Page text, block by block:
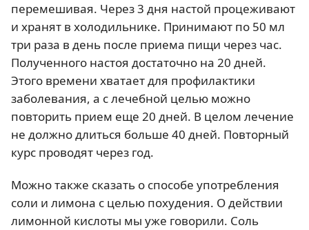
перемешивая. Через 3 дня настой процеживают
и хранят в холодильнике. Принимают по 50 мл
три раза в день после приема пищи через час.
Полученного настоя достаточно на 20 дней.
Этого времени хватает для профилактики
заболевания, а с лечебной целью можно
повторить прием еще 20 дней. В целом лечение
не должно длиться больше 40 дней. Повторный
курс проводят через год.
Можно также сказать о способе употребления
соли и лимона с целью похудения. О действии
лимонной кислоты мы уже говорили. Соль